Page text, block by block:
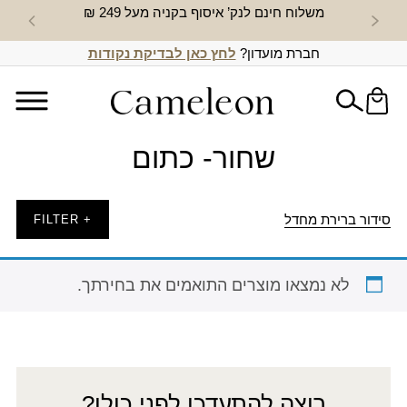
משלוח חינם לנק’ איסוף בקניה מעל 249 ₪ חדש
חברת מועדון? לחץ כאן לבדיקת נקודות
שחור- כתום
סידור ברירת מחדל + FILTER
לא נמצאו מוצרים התואמים את בחירתך.